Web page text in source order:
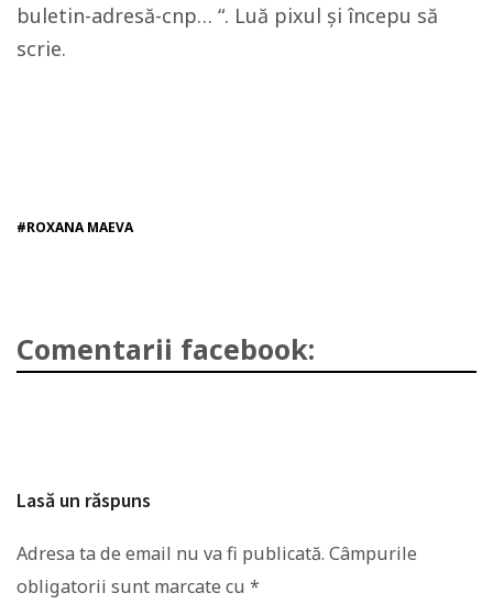
buletin-adresă-cnp… “. Luă pixul și începu să
scrie.
#ROXANA MAEVA
Comentarii facebook:
Lasă un răspuns
Adresa ta de email nu va fi publicată. Câmpurile
obligatorii sunt marcate cu *